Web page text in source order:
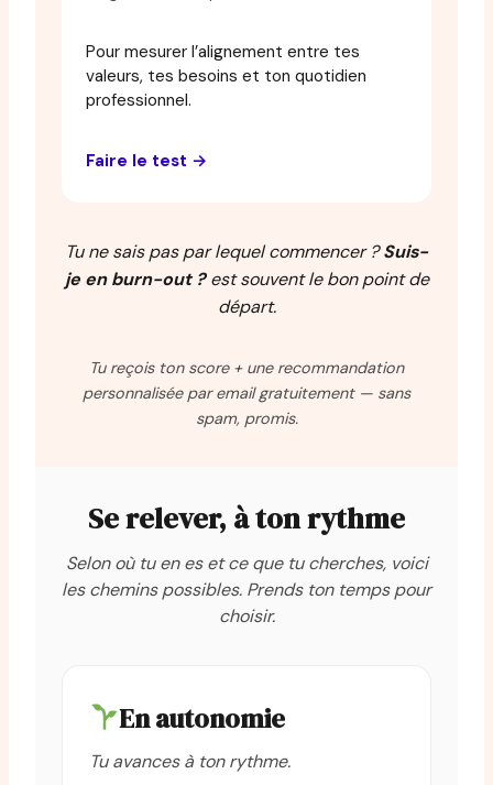
Pour mesurer l’alignement entre tes
valeurs, tes besoins et ton quotidien
professionnel.
Faire le test →
Tu ne sais pas par lequel commencer ?Suis-
je en burn-out ?est souvent le bon point de
départ.
Tu reçois ton score + une recommandation
personnalisée par email gratuitement — sans
spam, promis.
Se relever, à ton rythme
Selon où tu en es et ce que tu cherches, voici
les chemins possibles. Prends ton temps pour
choisir.
En autonomie
Tu avances à ton rythme.